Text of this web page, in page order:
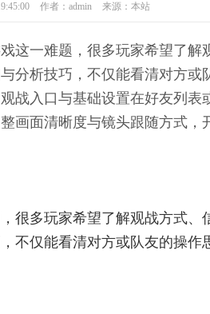
作者：admin 来源：本站
这一难题，很多玩家希望了解
分析技巧，不仅能看清对方或
战入口与基础设置在好友列表
画面清晰度与镜头跟随方式，
很多玩家希望了解观战方式、
不仅能看清对方或队友的操作